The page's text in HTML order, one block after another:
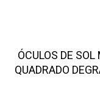
ÓCULOS DE
QUADRADO